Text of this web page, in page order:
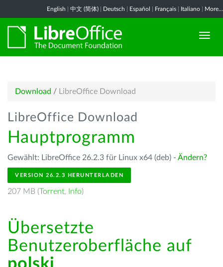
English 中文 (简体) Deutsch Español Français Italiano More...
Download / LibreOffice Download
LibreOffice Download
Hauptprogramm
Gewählt: LibreOffice 26.2.3 für Linux x64 (deb) - Ändern?
VERSION 26.2.3 HERUNTERLADEN
207 MB (Torrent, Info)
Übersetzte
Benutzeroberfläche auf